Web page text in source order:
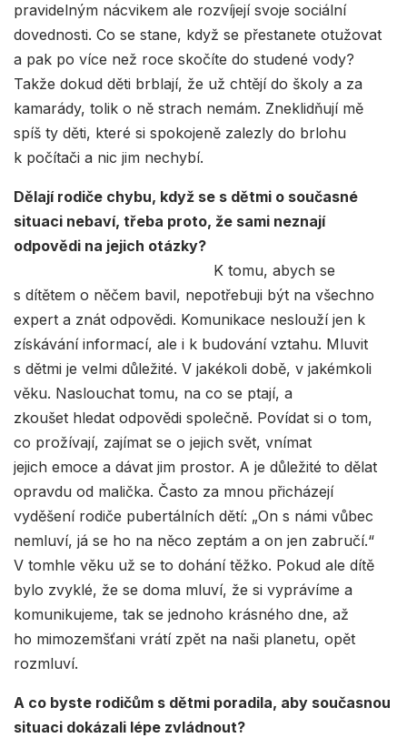
pravidelným nácvikem ale rozvíjejí svoje sociální
dovednosti. Co se stane, když se přestanete otužovat
a pak po více než roce skočíte do studené vody?
Takže dokud děti brblají, že už chtějí do školy a za
kamarády, tolik o ně strach nemám. Zneklidňují mě
spíš ty děti, které si spokojeně zalezly do brlohu
k počítači a nic jim nechybí.
Dělají rodiče chybu, když se s dětmi o současné
situaci nebaví, třeba proto, že sami neznají
odpovědi na jejich otázky?
K tomu, abych se
s dítětem o něčem bavil, nepotřebuji být na všechno
expert a znát odpovědi. Komunikace neslouží jen k
získávání informací, ale i k budování vztahu. Mluvit
s dětmi je velmi důležité. V jakékoli době, v jakémkoli
věku. Naslouchat tomu, na co se ptají, a
zkoušet hledat odpovědi společně. Povídat si o tom,
co prožívají, zajímat se o jejich svět, vnímat
jejich emoce a dávat jim prostor. A je důležité to dělat
opravdu od malička. Často za mnou přicházejí
vyděšení rodiče pubertálních dětí: „On s námi vůbec
nemluví, já se ho na něco zeptám a on jen zabručí.“
V tomhle věku už se to dohání těžko. Pokud ale dítě
bylo zvyklé, že se doma mluví, že si vyprávíme a
komunikujeme, tak se jednoho krásného dne, až
ho mimozemšťani vrátí zpět na naši planetu, opět
rozmluví.
A co byste rodičům s dětmi poradila, aby současnou
situaci dokázali lépe zvládnout?